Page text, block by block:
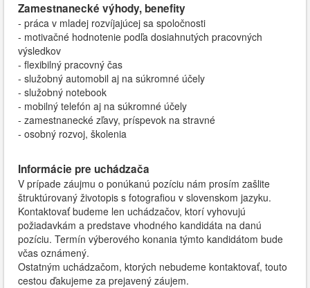
Zamestnanecké výhody, benefity
- práca v mladej rozvíjajúcej sa spoločnosti
- motivačné hodnotenie podľa dosiahnutých pracovných
výsledkov
- flexibilný pracovný čas
- služobný automobil aj na súkromné účely
- služobný notebook
- mobilný telefón aj na súkromné účely
- zamestnanecké zľavy, príspevok na stravné
- osobný rozvoj, školenia
Informácie pre uchádzača
V prípade záujmu o ponúkanú pozíciu nám prosím zašlite
štruktúrovaný životopis s fotografiou v slovenskom jazyku.
Kontaktovať budeme len uchádzačov, ktorí vyhovujú
požiadavkám a predstave vhodného kandidáta na danú
pozíciu. Termín výberového konania týmto kandidátom bude
včas oznámený.
Ostatným uchádzačom, ktorých nebudeme kontaktovať, touto
cestou ďakujeme za prejavený záujem.